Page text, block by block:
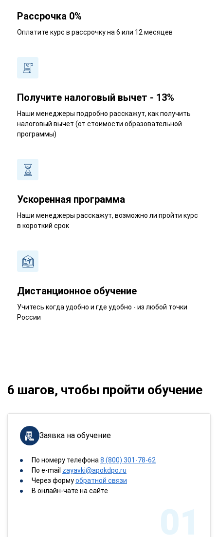
Рассрочка 0%
Оплатите курс в рассрочку на 6 или 12 месяцев
Получите налоговый вычет - 13%
Наши менеджеры подробно расскажут, как получить
налоговый вычет (от стоимости образовательной
программы)
Ускоренная программа
Наши менеджеры расскажут, возможно ли пройти курс
в короткий срок
Дистанционное обучение
Учитесь когда удобно и где удобно - из любой точки
России
6 шагов, чтобы пройти обучение
Заявка на обучение
По номеру телефона8 (800) 301-78-62
По e-mail zayavki@apokdpo.ru
Через формуобратной связи
В онлайн-чате на сайте
01